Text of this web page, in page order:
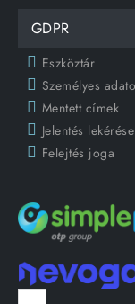
GDPR
Eszköztár
Személyes
Mentett címek
Jelentés lekérése
Felejtés joga